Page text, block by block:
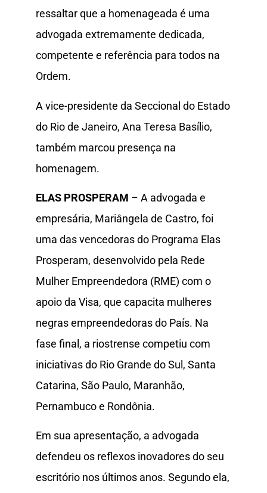
ressaltar que a homenageada é uma
advogada extremamente dedicada,
competente e referência para todos na
Ordem.
A vice-presidente da Seccional do Estado
do Rio de Janeiro, Ana Teresa Basílio,
também marcou presença na
homenagem.
ELAS PROSPERAM – A advogada e
empresária, Mariângela de Castro, foi
uma das vencedoras do Programa Elas
Prosperam, desenvolvido pela Rede
Mulher Empreendedora (RME) com o
apoio da Visa, que capacita mulheres
negras empreendedoras do País. Na
fase final, a riostrense competiu com
iniciativas do Rio Grande do Sul, Santa
Catarina, São Paulo, Maranhão,
Pernambuco e Rondônia.
Em sua apresentação, a advogada
defendeu os reflexos inovadores do seu
escritório nos últimos anos. Segundo ela,